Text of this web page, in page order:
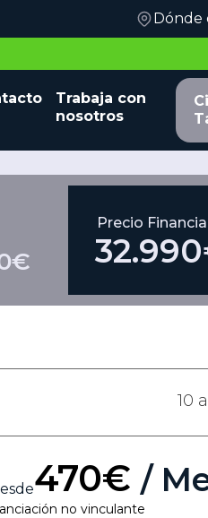
Dónde
Trabaja con
nosotros
Cita Taller
Precio
10
470€ /
no vinculante